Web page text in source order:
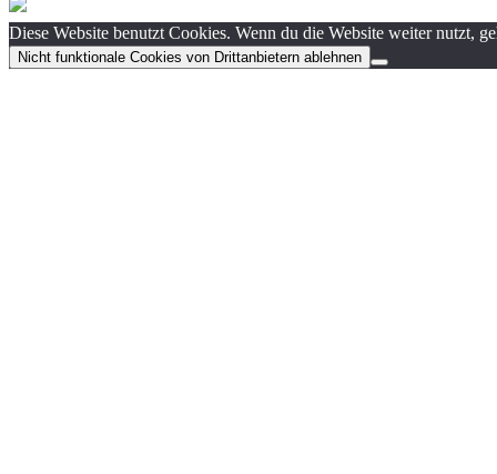
Diese Website benutzt Cookies. Wenn du die Website weiter nutzt,
Nicht funktionale Cookies von Drittanbietern ablehnen